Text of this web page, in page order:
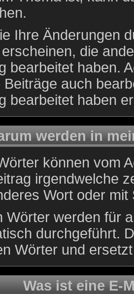
Ihre Änderungen
die
bearbeitet haben.
Beiträge auch
bearbeitet haben
werden in
können vom
irgendwelche
Wort oder
Wörter werden für
durchgeführt.
Wörter und
Was ist eine E-